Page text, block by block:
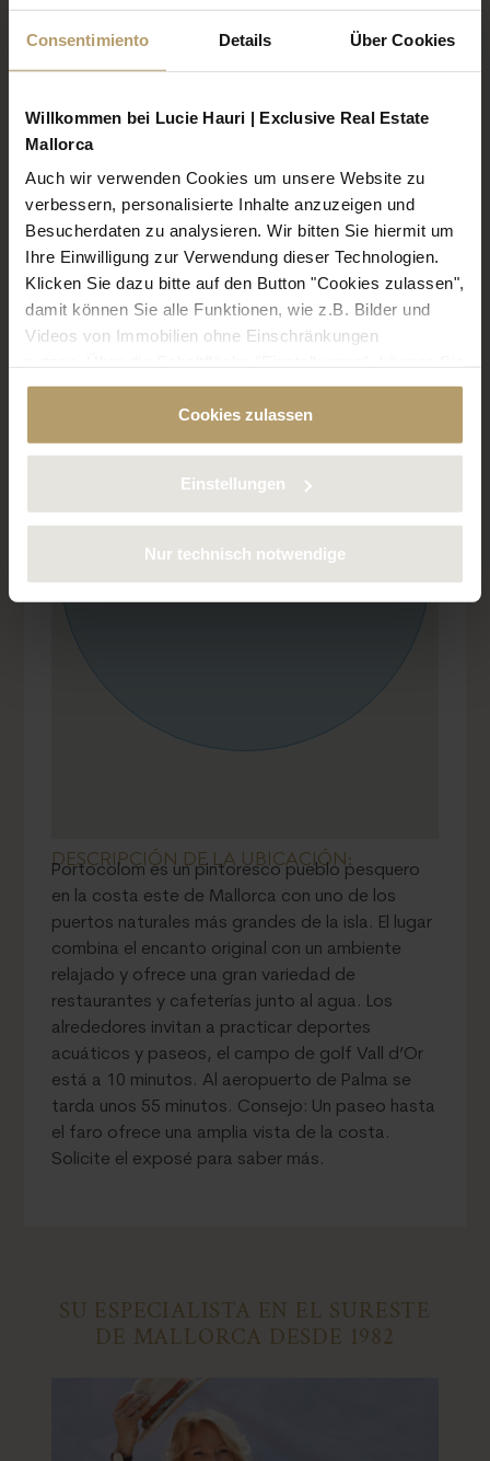
Consentimiento Details Über Cookies
Willkommen bei Lucie Hauri | Exclusive Real Estate
Mallorca
Auch wir verwenden Cookies um unsere Website zu
verbessern, personalisierte Inhalte anzuzeigen und
Besucherdaten zu analysieren. Wir bitten Sie hiermit um
Ihre Einwilligung zur Verwendung dieser Technologien.
Klicken Sie dazu bitte auf den Button "Cookies zulassen",
damit können Sie alle Funktionen, wie z.B. Bilder und
Videos von Immobilien ohne Einschränkungen
bestimmte Cookies und Technologien gezielt
deaktivieren. Weitere Informationen über die von uns
verwendeten Cookies finden Sie in unserer
Cookies zulassen
Einstellungen
Nur technisch notwendige